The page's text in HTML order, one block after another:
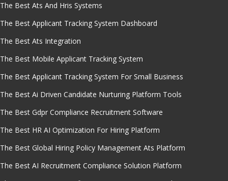
The Best Ats And Hris Systems
The Best Applicant Tracking System Dashboard
The Best Ats Integration
The Best Mobile Applicant Tracking System
The Best Applicant Tracking System For Small Business
The Best Ai Driven Candidate Nurturing Platform Tools
The Best Gdpr Compliance Recruitment Software
The Best HR AI Optimization For Hiring Platform
The Best Global Hiring Policy Management Ats Platform
The Best AI Recruitment Compliance Solution Platform